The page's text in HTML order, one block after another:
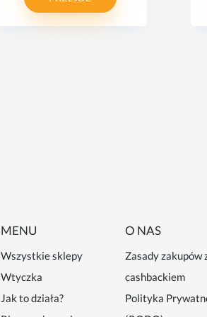
MENU
Wszystkie sklepy
Wtyczka
Jak to działa?
O NAS
Zasady zakupów
cashbackiem
Polityka